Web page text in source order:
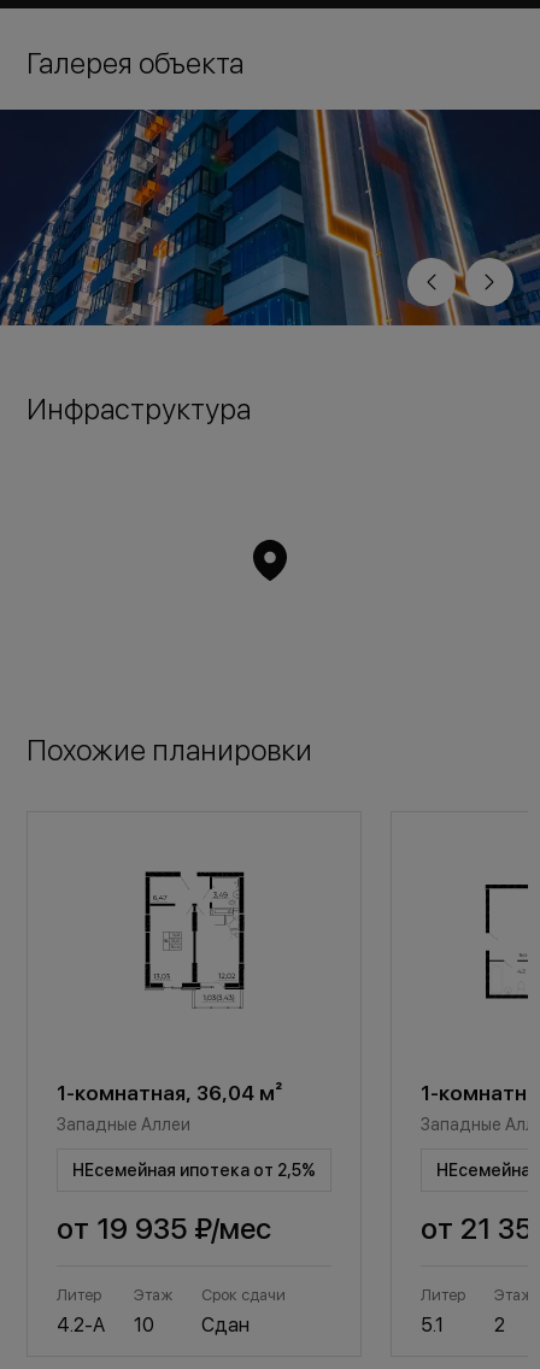
Галерея объекта
Инфраструктура
Похожие планировки
1-комнатная, 36,04 м²
Западные Аллеи
НЕсемейная ипотека от 2,5%
от 19 935 ₽/мес
Литер
4.2-А
Этаж
10
Срок сдачи
Сдан
1-
Западные
от 21
Литер
5.1
Этаж
2